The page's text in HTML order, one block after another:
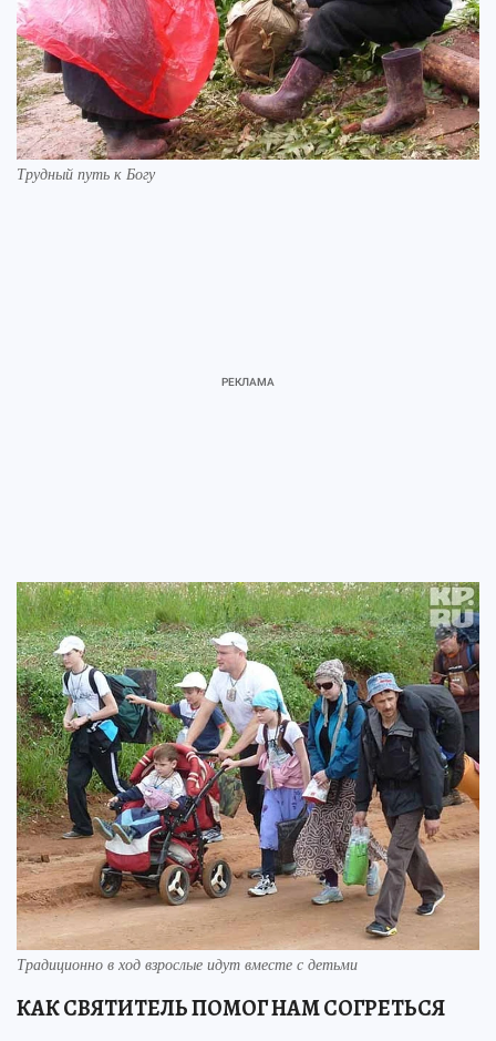
Трудный путь к Богу
Традиционно в ход взрослые идут вместе с детьми
КАК СВЯТИТЕЛЬ ПОМОГ НАМ СОГРЕТЬСЯ